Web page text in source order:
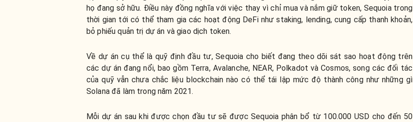
họ đang sở hữu. Điều này đồng nghĩa với việc thay vì chỉ mua và nắm giữ token, Sequoia trong
thời gian tới có thể tham gia các hoạt động DeFi như staking, lending, cung cấp thanh khoản,
bỏ phiếu quản trị dự án và giao dịch token.
Về dự án cụ thể là quỹ định đầu tư, Sequoia cho biết đang theo dõi sát sao hoạt động trên
các dự án đang nổi, bao gồm Terra, Avalanche, NEAR, Polkadot và Cosmos, song các đối tác
của quỹ vẫn chưa chắc liệu blockchain nào có thể tái lập mức độ thành công như những gì
Solana đã làm trong năm 2021.
Mỗi dự án sau khi được chọn đầu tư sẽ được Sequoia phân bổ từ 100.000 USD cho đến 50